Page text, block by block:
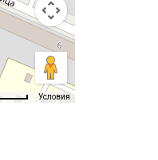
Условия